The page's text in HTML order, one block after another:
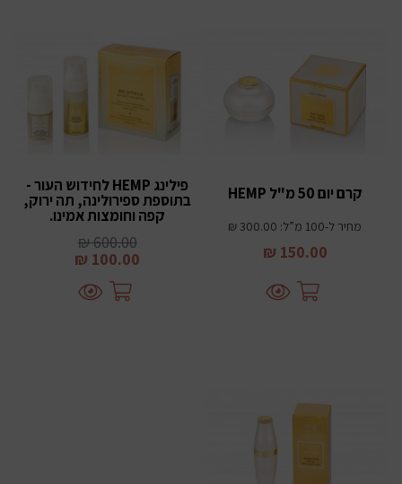
קרם יום 50 מ"ל HEMP
מחיר ל-100 מ”ל: 300.00 ₪
150.00 ₪
פילינג HEMP לחידוש העור -
בתוספת ספירולינה, תה ירוק,
קפה וחומצות אמינו.
600.00 ₪
100.00 ₪